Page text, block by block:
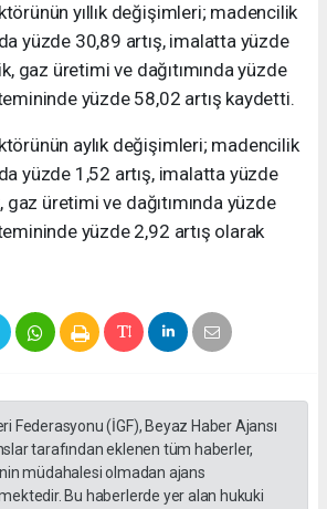
yıllık değişimleri; madencilik
yüzde 30,89 artış, imalatta yüzde
gaz üretimi ve dağıtımında yüzde
yüzde 58,02 artış kaydetti.
aylık değişimleri; madencilik
yüzde 1,52 artış, imalatta yüzde
gaz üretimi ve dağıtımında yüzde
yüzde 2,92 artış olarak
Federasyonu (İGF), Beyaz Haber Ajansı
tarafından eklenen tüm haberler,
müdahalesi olmadan ajans
Bu haberlerde yer alan hukuki